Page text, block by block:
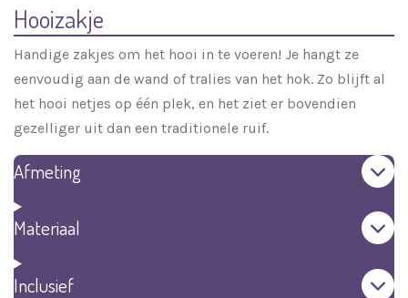
Hooizakje
Handige zakjes om het hooi in te voeren! Je hangt ze
eenvoudig aan de wand of tralies van het hok. Zo blijft al
het hooi netjes op één plek, en het ziet er bovendien
gezelliger uit dan een traditionele ruif.
Afmeting
Materiaal
Inclusief